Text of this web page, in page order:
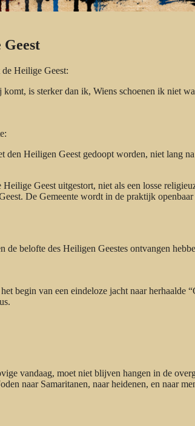
Heilige Geest:
is sterker dan ik, Wiens schoenen ik niet
den Heiligen Geest gedoopt worden, niet lang
Geest uitgestort, niet als een losse
De Gemeente wordt in de praktijk
belofte des Heiligen Geestes ontvangen
begin van een eindeloze jacht naar herhaalde
vandaag, moet niet blijven hangen in de
naar Samaritanen, naar heidenen, en naar